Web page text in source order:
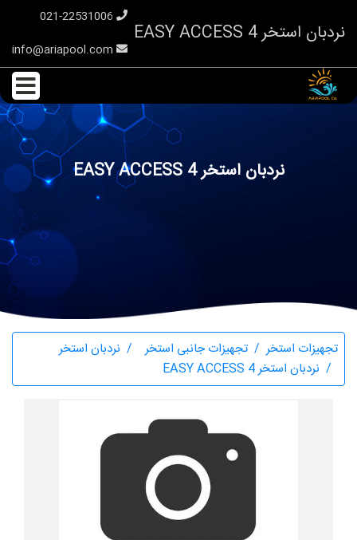
نردبان استخر EASY ACCESS 4
نردبان استخر EASY ACCESS 4
تجهیزات استخر تجهیزات جانبی استخر
نردبان استخر
نردبان استخر EASY ACCESS 4